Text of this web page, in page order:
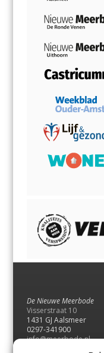
De Nieuwe Meerbode
Visserstraat 10
1431 GJ Aalsmeer
0297-341900
info@meerbode.nl